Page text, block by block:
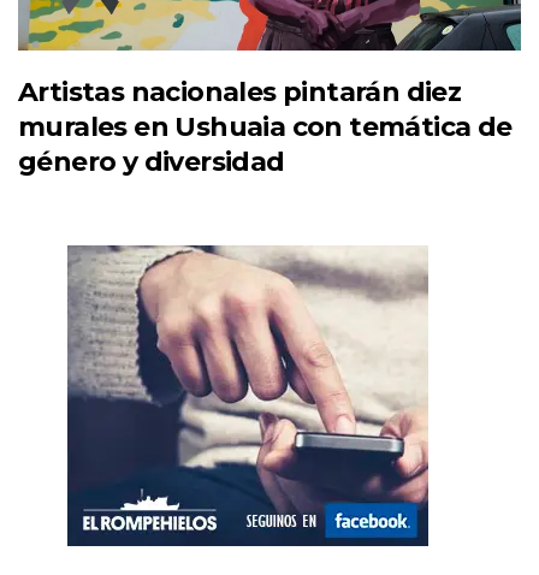
Artistas nacionales pintarán diez
murales en Ushuaia con temática de
género y diversidad